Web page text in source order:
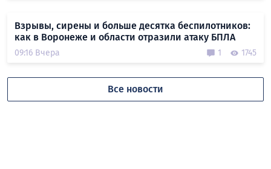
Взрывы, сирены и больше десятка беспилотников:
как в Воронеже и области отразили атаку БПЛА
09:16 Вчера 1 1745
Все новости